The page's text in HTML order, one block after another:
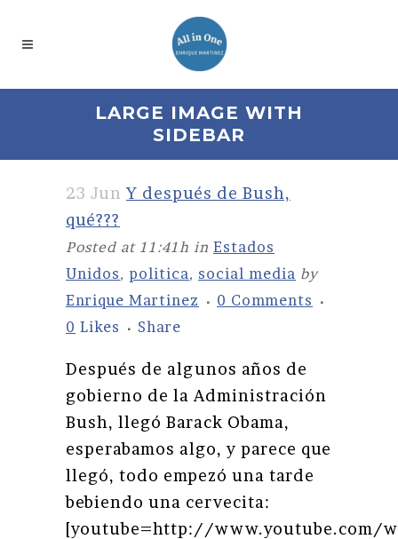
LARGE IMAGE WITH
SIDEBAR
23 Jun Y después de Bush,
qué???
Posted at 11:41h in Estados
Unidos, politica, social media by
Enrique Martinez
0 Comments
0 Likes Share
Después de algunos años de
gobierno de la Administración
Bush, llegó Barack Obama,
esperabamos algo, y parece que
llegó, todo empezó una tarde
bebiendo una cervecita:
[youtube=http://www.youtube.com/